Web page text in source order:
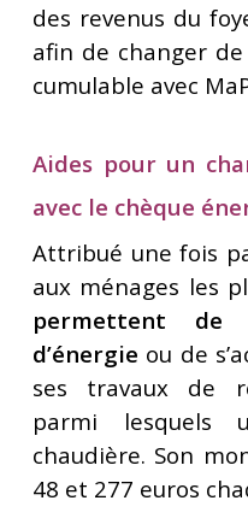
des revenus du
afin de changer
cumulable avec
Aides pour un
avec le chèque
Attribué une fois
aux ménages les
permettent de
d’énergie ou de
ses travaux de
parmi lesquels
chaudière. Son
48 et 277 euros